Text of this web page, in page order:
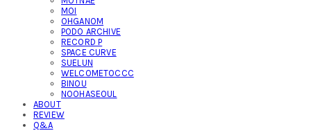
MOI
OHGANOM
PODO ARCHIVE
RECORD P
SPACE CURVE
SUELUN
WELCOMETOCCC
BINOU
NOOHASEOUL
ABOUT
REVIEW
Q&A